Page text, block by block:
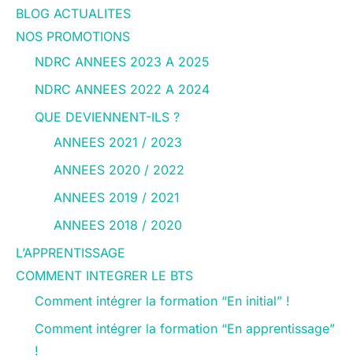
BLOG ACTUALITES
NOS PROMOTIONS
NDRC ANNEES 2023 A 2025
NDRC ANNEES 2022 A 2024
QUE DEVIENNENT-ILS ?
ANNEES 2021 / 2023
ANNEES 2020 / 2022
ANNEES 2019 / 2021
ANNEES 2018 / 2020
L’APPRENTISSAGE
COMMENT INTEGRER LE BTS
Comment intégrer la formation “En initial” !
Comment intégrer la formation “En apprentissage”
!